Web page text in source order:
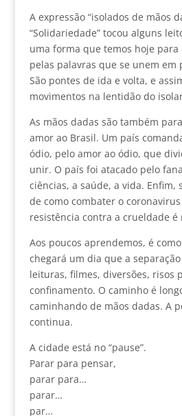
A expressão “isolados de mãos
“Solidariedade” tocou alguns
uma forma que temos hoje para
pelas palavras que se unem em
São pontes de ida e volta, e
movimentos na lentidão do
As mãos dadas são também
amor ao Brasil. Um país
ódio, pelo amor ao ódio, que
unir. O país foi atacado pelo
ciências, a saúde, a vida. Enfim,
de como combater o
resistência contra a crueldade é
Aos poucos aprendemos, é
chegará um dia que a
leituras, filmes, diversões, risos
confinamento. O caminho é
caminhando de mãos dadas. A
continua.
A cidade está no “pause”.
Parar para pensar,
parar para…
parar…
par…